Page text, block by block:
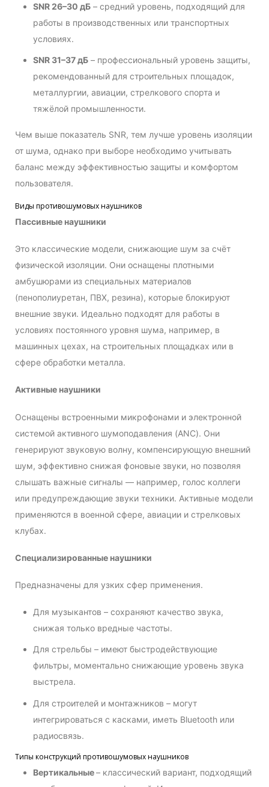
SNR 26–30 дБ – средний уровень, подходящий для
работы в производственных или транспортных
условиях.
SNR 31–37 дБ – профессиональный уровень защиты,
рекомендованный для строительных площадок,
металлургии, авиации, стрелкового спорта и
тяжёлой промышленности.
Чем выше показатель SNR, тем лучше уровень изоляции
от шума, однако при выборе необходимо учитывать
баланс между эффективностью защиты и комфортом
пользователя.
Виды противошумовых наушников
Пассивные наушники
Это классические модели, снижающие шум за счёт
физической изоляции. Они оснащены плотными
амбушюрами из специальных материалов
(пенополиуретан, ПВХ, резина), которые блокируют
внешние звуки. Идеально подходят для работы в
условиях постоянного уровня шума, например, в
машинных цехах, на строительных площадках или в
сфере обработки металла.
Активные наушники
Оснащены встроенными микрофонами и электронной
системой активного шумоподавления (ANC). Они
генерируют звуковую волну, компенсирующую внешний
шум, эффективно снижая фоновые звуки, но позволяя
слышать важные сигналы — например, голос коллеги
или предупреждающие звуки техники. Активные модели
применяются в военной сфере, авиации и стрелковых
клубах.
Специализированные наушники
Предназначены для узких сфер применения.
Для музыкантов – сохраняют качество звука,
снижая только вредные частоты.
Для стрельбы – имеют быстродействующие
фильтры, моментально снижающие уровень звука
выстрела.
Для строителей и монтажников – могут
интегрироваться с касками, иметь Bluetooth или
радиосвязь.
Типы конструкций противошумовых наушников
Вертикальные– классический вариант, подходящий